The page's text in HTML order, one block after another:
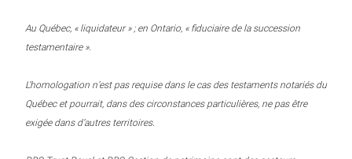
Au Québec, « liquidateur » ; en Ontario, « fiduciaire de la succession
testamentaire ».
L’homologation n’est pas requise dans le cas des testaments notariés du
Québec et pourrait, dans des circonstances particulières, ne pas être
exigée dans d’autres territoires.